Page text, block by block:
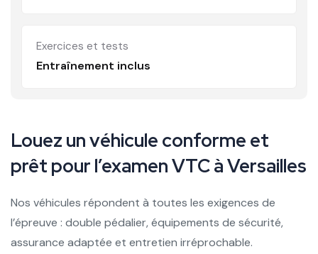
Exercices et tests
Entraînement inclus
Louez un véhicule conforme et
prêt pour l’examen VTC à Versailles
Nos véhicules répondent à toutes les exigences de
l’épreuve : double pédalier, équipements de sécurité,
assurance adaptée et entretien irréprochable.